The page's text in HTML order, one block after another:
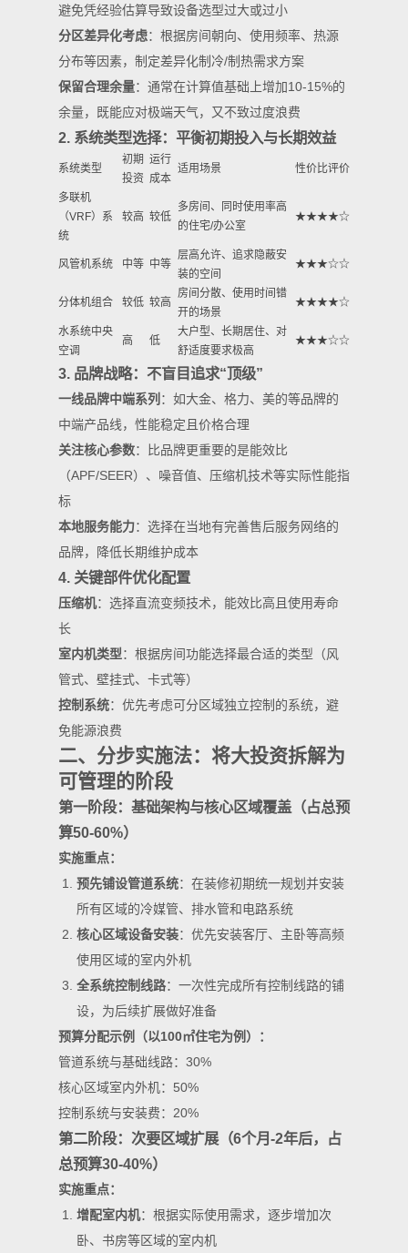
避免凭经验估算导致设备选型过大或过小
分区差异化考虑：根据房间朝向、使用频率、热源
分布等因素，制定差异化制冷/制热需求方案
保留合理余量：通常在计算值基础上增加10-15%的
余量，既能应对极端天气，又不致过度浪费
2. 系统类型选择：平衡初期投入与长期效益
系统类型
初期
投资
运行
成本
适用场景 性价比评价
多联机
（VRF）系
统
较高 较低
多房间、同时使用率高
的住宅/办公室
★★★★☆
风管机系统 中等 中等
层高允许、追求隐蔽安
装的空间
★★★☆☆
分体机组合 较低 较高
房间分散、使用时间错
开的场景
★★★★☆
水系统中央
空调
高 低
大户型、长期居住、对
舒适度要求极高
★★★☆☆
3. 品牌战略：不盲目追求“顶级”
一线品牌中端系列 ：如大金、格力、美的等品牌的
中端产品线，性能稳定且价格合理
关注核心参数：比品牌更重要的是能效比
（APF/SEER）、噪音值、压缩机技术等实际性能指
标
本地服务能力：选择在当地有完善售后服务网络的
品牌，降低长期维护成本
4. 关键部件优化配置
压缩机：选择直流变频技术，能效比高且使用寿命
长
室内机类型：根据房间功能选择最合适的类型（风
管式、壁挂式、卡式等）
控制系统：优先考虑可分区域独立控制的系统，避
免能源浪费
二、分步实施法：将大投资拆解为
可管理的阶段
第一阶段：基础架构与核心区域覆盖（占总预
算50-60%）
实施重点：
预先铺设管道系统：在装修初期统一规划并安装
所有区域的冷媒管、排水管和电路系统
核心区域设备安装：优先安装客厅、主卧等高频
使用区域的室内外机
全系统控制线路：一次性完成所有控制线路的铺
设，为后续扩展做好准备
预算分配示例（以100㎡住宅为例）：
管道系统与基础线路：30%
核心区域室内外机：50%
控制系统与安装费：20%
第二阶段：次要区域扩展（6个月-2年后，占
总预算30-40%）
实施重点：
增配室内机：根据实际使用需求，逐步增加次
卧、书房等区域的室内机